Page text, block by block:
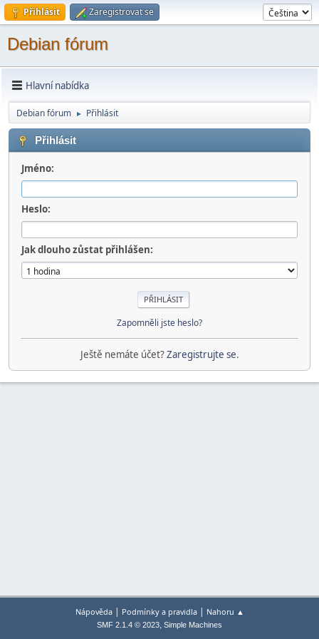
Přihlásit Zaregistrovat se
Debian fórum
Hlavní nabídka
Debian fórum ► Přihlásit
Přihlásit
Jméno:
Heslo:
Jak dlouho zůstat přihlášen:
Zapomněli jste heslo?
Ještě nemáte účet?Zaregistrujte se.
Nápověda| Podmínky a pravidla| Nahoru ▲
SMF 2.1.4 © 2023, Simple Machines